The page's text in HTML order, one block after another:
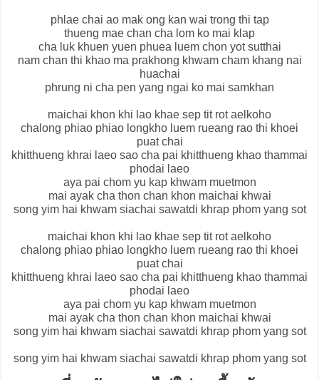
phlae chai ao mak ong kan wai trong thi tap
thueng mae chan cha lom ko mai klap
cha luk khuen yuen phuea luem chon yot sutthai
nam chan thi khao ma prakhong khwam cham khang nai
huachai
phrung ni cha pen yang ngai ko mai samkhan
maichai khon khi lao khae sep tit rot aelkoho
chalong phiao phiao longkho luem rueang rao thi khoei
puat chai
khitthueng khrai laeo sao cha pai khitthueng khao thammai
phodai laeo
aya pai chom yu kap khwam muetmon
mai ayak cha thon chan khon maichai khwai
song yim hai khwam siachai sawatdi khrap phom yang sot
maichai khon khi lao khae sep tit rot aelkoho
chalong phiao phiao longkho luem rueang rao thi khoei
puat chai
khitthueng khrai laeo sao cha pai khitthueng khao thammai
phodai laeo
aya pai chom yu kap khwam muetmon
mai ayak cha thon chan khon maichai khwai
song yim hai khwam siachai sawatdi khrap phom yang sot
song yim hai khwam siachai sawatdi khrap phom yang sot